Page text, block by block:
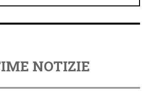
NOTIZIE